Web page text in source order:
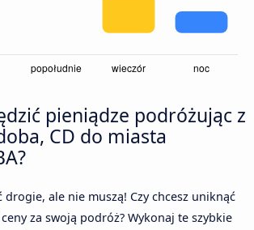
pieniądze podróżując z
CD do miasta
drogie, ale nie muszą! Czy chcesz uniknąć
za swoją podróż? Wykonaj te szybkie